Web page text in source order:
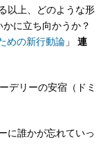
以上、どのような形
に立ち向かうか？
めの新行動論 」 連
デリーの安宿（ドミ
に誰かが忘れていっ